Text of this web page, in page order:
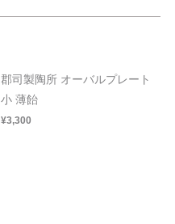
郡司製陶所 オーバルプレート
小 薄飴
¥3,300